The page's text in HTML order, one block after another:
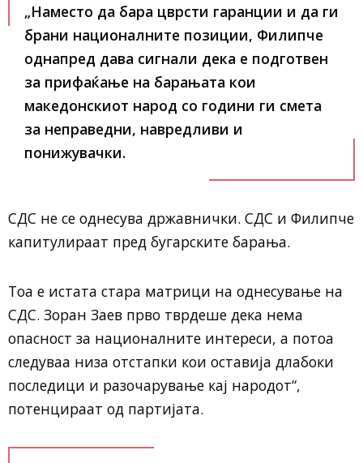
„Наместо да бара цврсти гаранции и да ги
брани националните позиции, Филипче
однапред дава сигнали дека е подготвен
за прифаќање на барањата кои
македонскиот народ со години ги смета
за неправедни, навредливи и
понижувачки.
СДС не се однесува државнички. СДС и Филипче
капитулираат пред бугарските барања.
Тоа е истата стара матрици на однесување на
СДС. Зоран Заев прво тврдеше дека нема
опасност за националните интереси, а потоа
следуваа низа отстапки кои оставија длабоки
последици и разочарување кај народот“,
потенцираат од партијата.